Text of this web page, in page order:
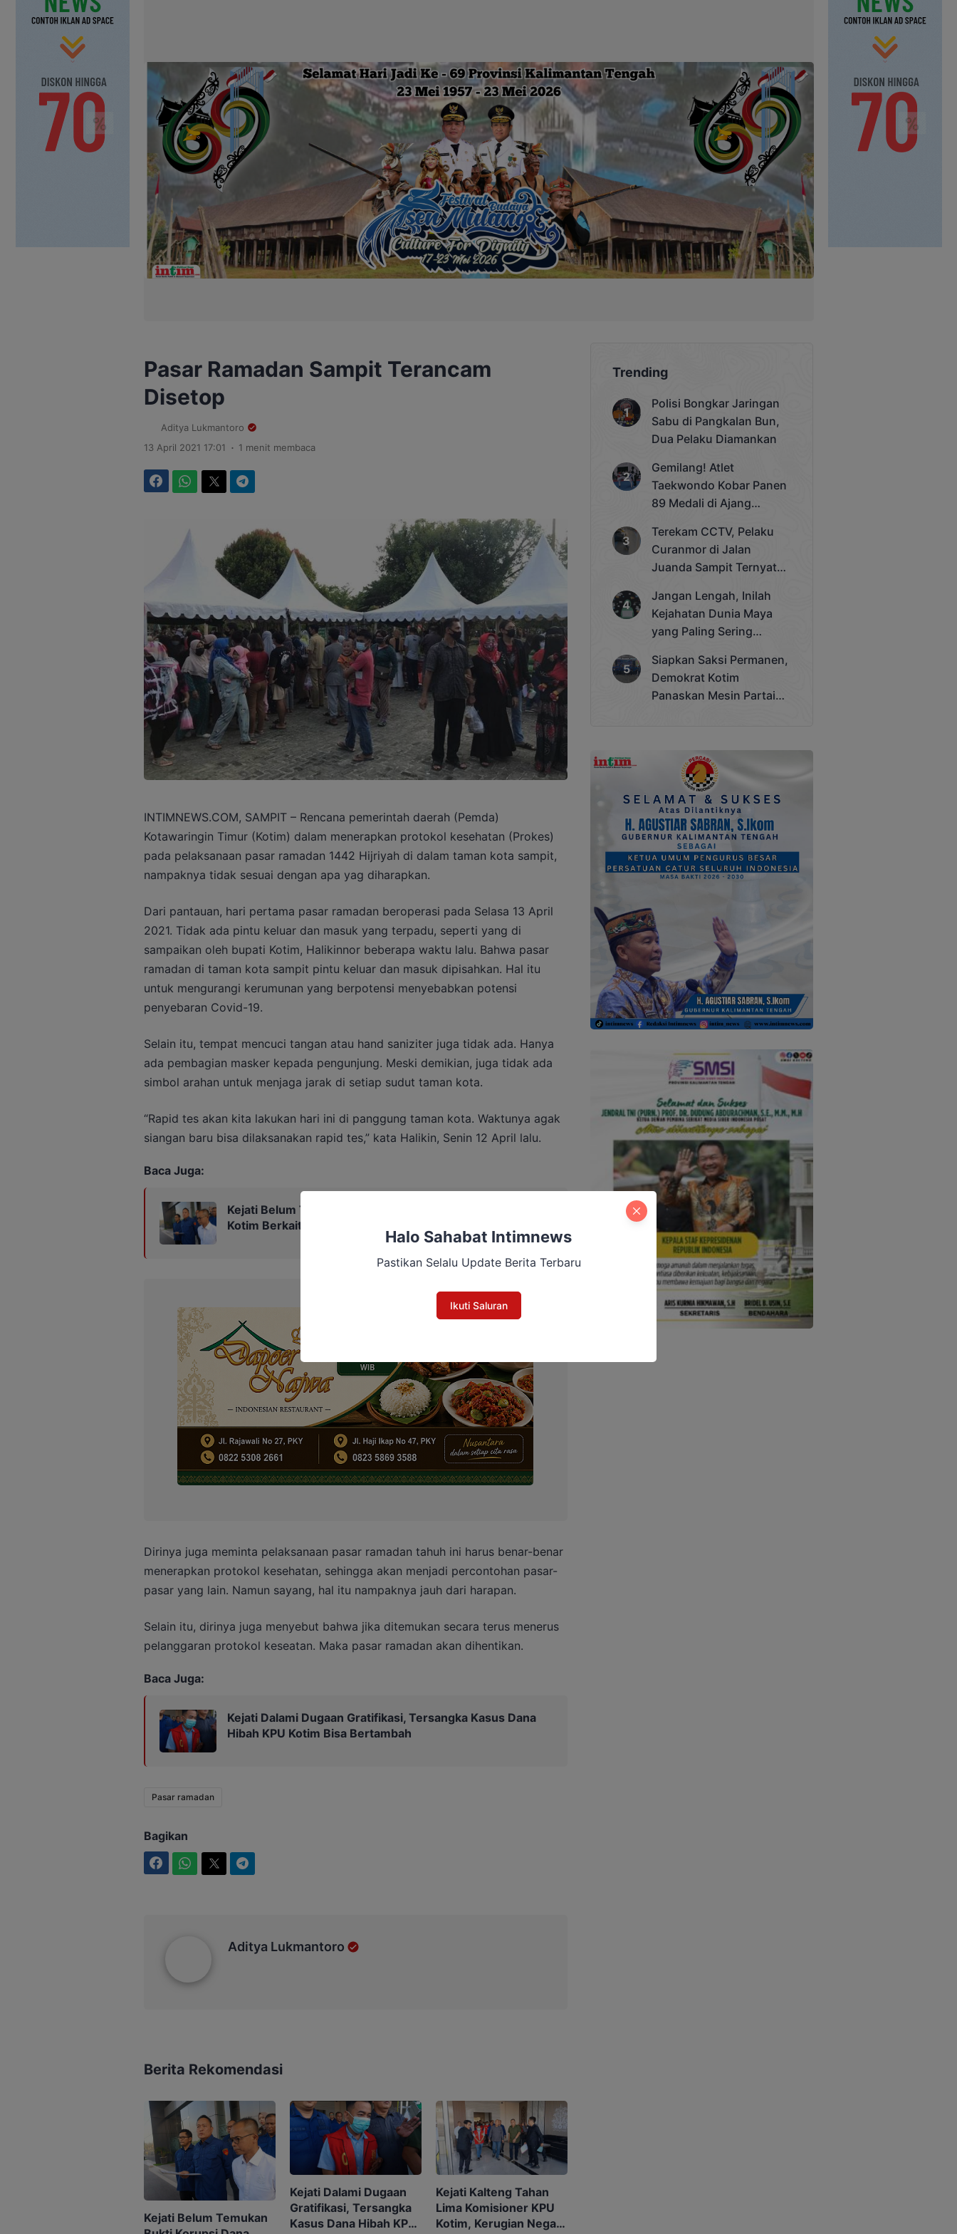
Pasar Ramadan Sampit Terancam
Disetop
Aditya Lukmantoro
13 April 2021 17:01
. 1 menit membaca
INTIMNEWS.COM, SAMPIT – Rencana pemerintah daerah (Pemda)
Kotawaringin Timur (Kotim) dalam menerapkan protokol kesehatan (Prokes)
pada pelaksanaan pasar ramadan 1442 Hijriyah di dalam taman kota sampit,
nampaknya tidak sesuai dengan apa yag diharapkan.
Dari pantauan, hari pertama pasar ramadan beroperasi pada Selasa 13 April
2021. Tidak ada pintu keluar dan masuk yang terpadu, seperti yang di
sampaikan oleh bupati Kotim, Halikinnor beberapa waktu lalu. Bahwa pasar
ramadan di taman kota sampit pintu keluar dan masuk dipisahkan. Hal itu
untuk mengurangi kerumunan yang berpotensi menyebabkan potensi
penyebaran Covid-19.
Selain itu, tempat mencuci tangan atau hand saniziter juga tidak ada. Hanya
ada pembagian masker kepada pengunjung. Meski demikian, juga tidak ada
simbol arahan untuk menjaga jarak di setiap sudut taman kota.
“Rapid tes akan kita lakukan hari ini di panggung taman kota. Waktunya agak
siangan baru bisa dilaksanakan rapid tes,” kata Halikin, Senin 12 April lalu.
Baca Juga:
Kejati Belum Temukan Bukti Korupsi Dana Hibah KPU
Kotim Berkaitan dengan Pilkada
Dirinya juga meminta pelaksanaan pasar ramadan tahuh ini harus benar-benar
menerapkan protokol kesehatan, sehingga akan menjadi percontohan pasar-
pasar yang lain. Namun sayang, hal itu nampaknya jauh dari harapan.
Selain itu, dirinya juga menyebut bahwa jika ditemukan secara terus menerus
pelanggaran protokol keseatan. Maka pasar ramadan akan dihentikan.
Baca Juga:
Kejati Dalami Dugaan Gratifikasi, Tersangka Kasus Dana
Hibah KPU Kotim Bisa Bertambah
Pasar ramadan
Bagikan
Aditya Lukmantoro
Berita Rekomendasi
Kejati Belum Temukan
Kejati Dalami Dugaan
Gratifikasi, Tersangka
Kasus Dana Hibah KPU
Kejati Kalteng Tahan
Lima Komisioner KPU
Kotim, Kerugian Negara
Trending
Polisi Bongkar Jaringan
Sabu di Pangkalan Bun,
Dua Pelaku Diamankan
Gemilang! Atlet
Taekwondo Kobar Panen
89 Medali di Ajang
Cup 2025
Terekam CCTV, Pelaku
Curanmor di Jalan
Juanda Sampit Ternyata
Jangan Lengah, Inilah
Kejahatan Dunia Maya
yang Paling Sering
Siapkan Saksi Permanen,
Demokrat Kotim
Panaskan Mesin Partai
Halo Sahabat Intimnews
Pastikan Selalu Update Berita Terbaru
Ikuti Saluran